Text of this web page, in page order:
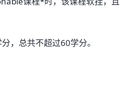
，总共不超过60学分。